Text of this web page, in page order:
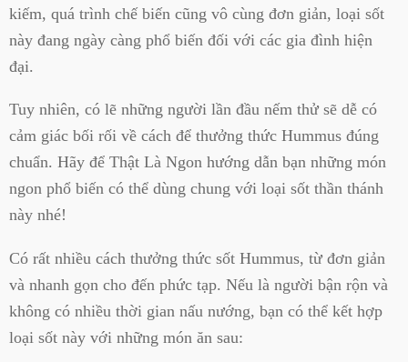
kiếm, quá trình chế biến cũng vô cùng đơn giản, loại sốt
này đang ngày càng phổ biến đối với các gia đình hiện
đại.
Tuy nhiên, có lẽ những người lần đầu nếm thử sẽ dễ có
cảm giác bối rối về cách để thưởng thức Hummus đúng
chuẩn. Hãy để Thật Là Ngon hướng dẫn bạn những món
ngon phổ biến có thể dùng chung với loại sốt thần thánh
này nhé!
Có rất nhiều cách thưởng thức sốt Hummus, từ đơn giản
và nhanh gọn cho đến phức tạp. Nếu là người bận rộn và
không có nhiều thời gian nấu nướng, bạn có thể kết hợp
loại sốt này với những món ăn sau: